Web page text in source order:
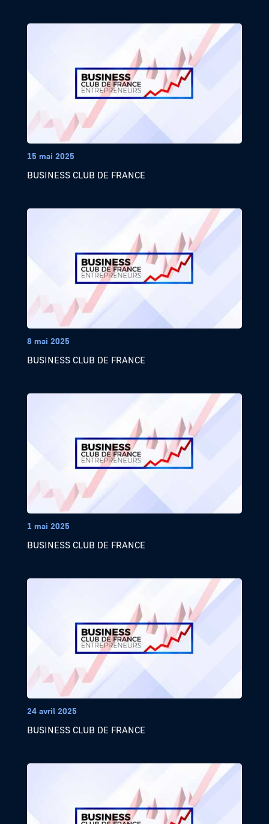
15 mai 2025
BUSINESS CLUB DE FRANCE
8 mai 2025
BUSINESS CLUB DE FRANCE
1 mai 2025
BUSINESS CLUB DE FRANCE
24 avril 2025
BUSINESS CLUB DE FRANCE